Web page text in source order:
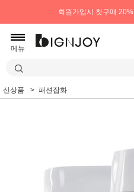
회원가입시 첫구매 20%
메뉴
신상품 패션잡화